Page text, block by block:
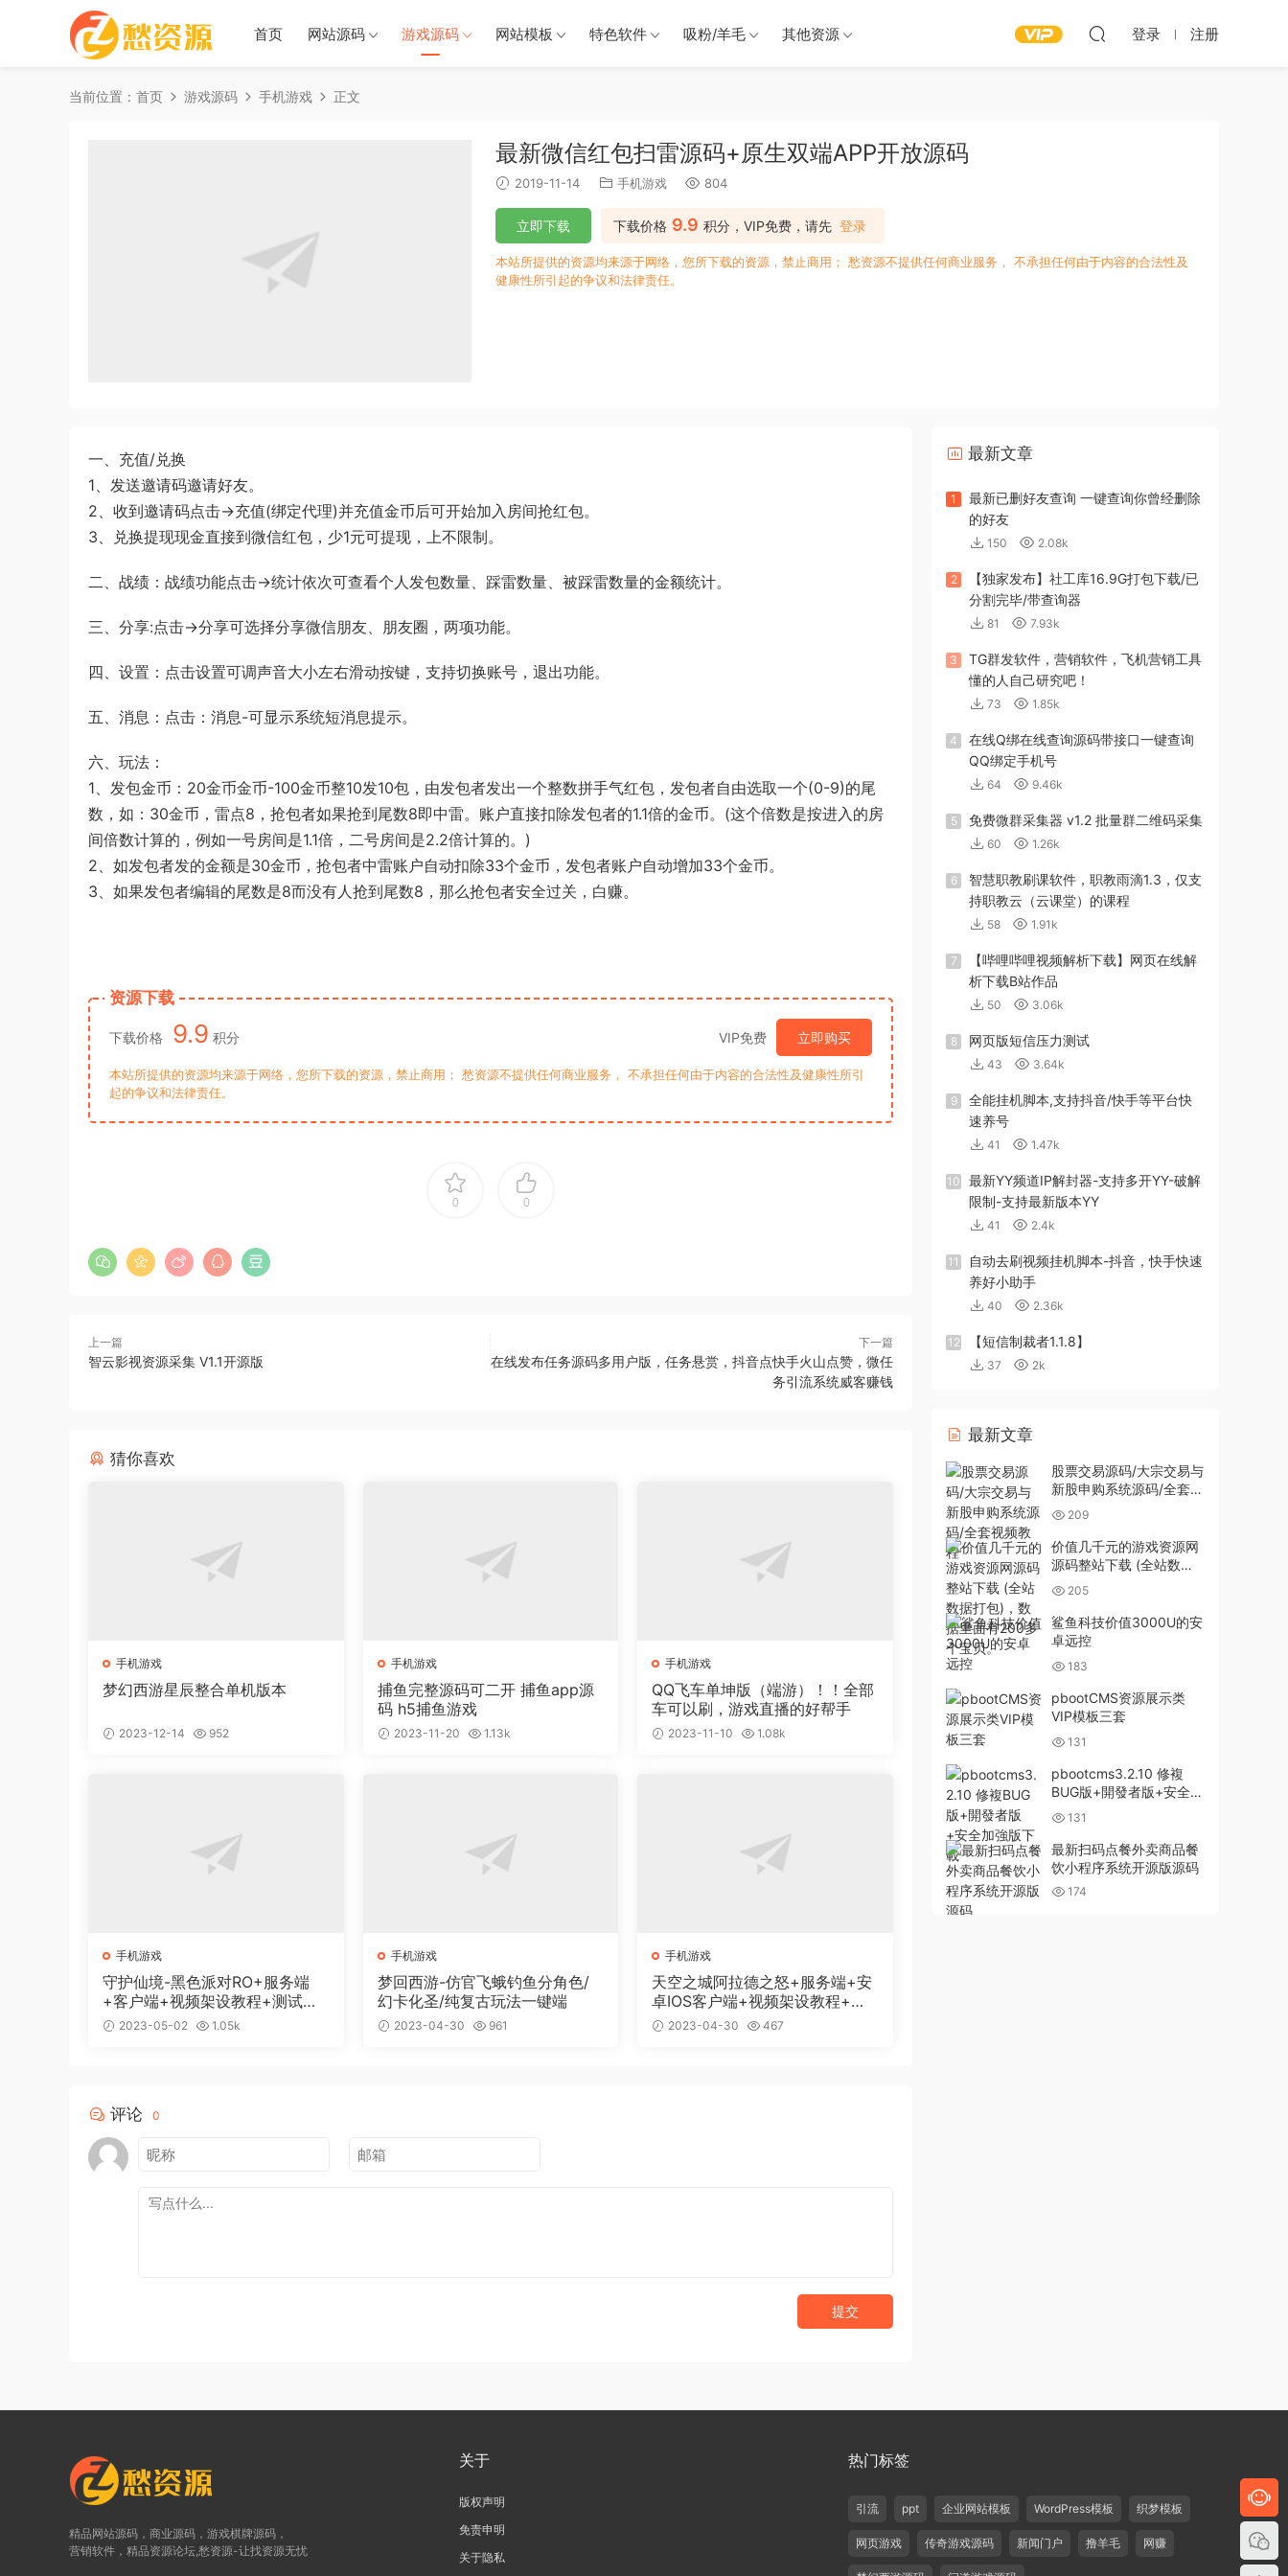
首页 网站源码 游戏源码 网站模板 特色软件 吸粉/羊毛 其他资源 登录 注册
当前位置： 首页 游戏源码 手机游戏 正文
最新微信红包扫雷源码+原生双端APP开放源码
2019-11-14 手机游戏 804
下载价格 9.9 积分，VIP免费，请先 登录
立即下载
本站所提供的资源均来源于网络，您所下载的资源，禁止商用； 愁资源不提供任何商业服务， 不承担任何由于内容的合法性及
健康性所引起的争议和法律责任。
一、充值/兑换
1、发送邀请码邀请好友。
2、收到邀请码点击→充值(绑定代理)并充值金币后可开始加入房间抢红包。
3、兑换提现现金直接到微信红包，少1元可提现，上不限制。
二、战绩：战绩功能点击→统计依次可查看个人发包数量、踩雷数量、被踩雷数量的金额统计。
三、分享:点击→分享可选择分享微信朋友、朋友圈，两项功能。
四、设置：点击设置可调声音大小左右滑动按键，支持切换账号，退出功能。
五、消息：点击：消息-可显示系统短消息提示。
六、玩法：
1、发包金币：20金币金币-100金币整10发10包，由发包者发出一个整数拼手气红包，发包者自由选取一个(0-9)的尾
数，如：30金币，雷点8，抢包者如果抢到尾数8即中雷。账户直接扣除发包者的1.1倍的金币。(这个倍数是按进入的房
间倍数计算的，例如一号房间是1.1倍，二号房间是2.2倍计算的。)
2、如发包者发的金额是30金币，抢包者中雷账户自动扣除33个金币，发包者账户自动增加33个金币。
3、如果发包者编辑的尾数是8而没有人抢到尾数8，那么抢包者安全过关，白赚。
资源下载
下载价格 9.9 积分 VIP免费 立即购买
本站所提供的资源均来源于网络，您所下载的资源，禁止商用； 愁资源不提供任何商业服务， 不承担任何由于内容的合法性及健康性所引
起的争议和法律责任。
0 0
上一篇
智云影视资源采集 V1.1开源版
下一篇
在线发布任务源码多用户版，任务悬赏，抖音点快手火山点赞，微任
务引流系统威客赚钱
猜你喜欢
手机游戏
梦幻西游星辰整合单机版本
2023-12-14 952
手机游戏
捕鱼完整源码可二开 捕鱼app源
码 h5捕鱼游戏
2023-11-20 1.13k
手机游戏
QQ飞车单坤版（端游）！！全部
车可以刷，游戏直播的好帮手
2023-11-10 1.08k
手机游戏
守护仙境-黑色派对RO+服务端
+客户端+视频架设教程+测试充
值网页
2023-05-02 1.05k
手机游戏
梦回西游-仿官飞蛾钓鱼分角色/
幻卡化圣/纯复古玩法一键端
2023-04-30 961
手机游戏
天空之城阿拉德之怒+服务端+安
卓IOS客户端+视频架设教程+全
功能运营后台
2023-04-30 467
评论 0
提交
最新文章
1
最新已删好友查询 一键查询你曾经删除
的好友
150 2.08k
2
【独家发布】社工库16.9G打包下载/已
分割完毕/带查询器
81 7.93k
3
TG群发软件，营销软件，飞机营销工具
懂的人自己研究吧！
73 1.85k
4
在线Q绑在线查询源码带接口一键查询
QQ绑定手机号
64 9.46k
5 免费微群采集器 v1.2 批量群二维码采集
60 1.26k
6
智慧职教刷课软件，职教雨滴1.3，仅支
持职教云（云课堂）的课程
58 1.91k
7
【哔哩哔哩视频解析下载】网页在线解
析下载B站作品
50 3.06k
8 网页版短信压力测试
43 3.64k
9
全能挂机脚本,支持抖音/快手等平台快
速养号
41 1.47k
10
最新YY频道IP解封器-支持多开YY-破解
限制-支持最新版本YY
41 2.4k
11
自动去刷视频挂机脚本-抖音，快手快速
养好小助手
40 2.36k
12 【短信制裁者1.1.8】
37 2k
最新文章
股票交易源码/大宗交易与
新股申购系统源码/全套视
频教程
209
价值几千元的游戏资源网
源码整站下载 (全站数据
打包)，数据里面有200多
个宝贝。
205
鲨鱼科技价值3000U的安
卓远控
183
pbootCMS资源展示类
VIP模板三套
131
pbootcms3.2.10 修複
BUG版+開發者版+安全加
強版下載
131
最新扫码点餐外卖商品餐
饮小程序系统开源版源码
174
精品网站源码，商业源码，游戏棋牌源码，
营销软件，精品资源论坛,愁资源-让找资源无忧
关于
版权声明
免责申明
关于隐私
热门标签
引流 ppt 企业网站模板 WordPress模板 织梦模板
网页游戏 传奇游戏源码 新闻门户 撸羊毛 网赚